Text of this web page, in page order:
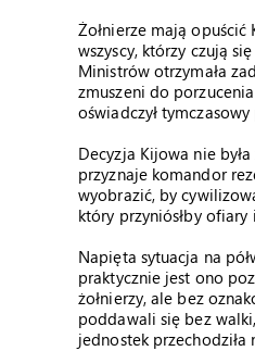
Żołnierze mają
wszyscy, którzy czują
Ministrów otrzymała
zmuszeni do
oświadczył
Decyzja Kijowa nie
przyznaje komandor
wyobrazić, by
który przyniósłby
Napięta sytuacja na
praktycznie jest ono
żołnierzy, ale bez
poddawali się bez
jednostek przechodziła